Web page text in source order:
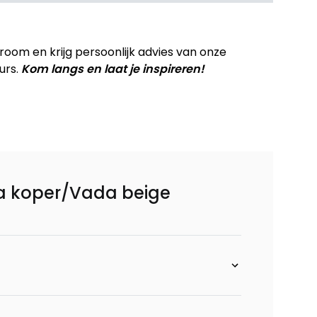
- Vada
3-zits + ottomane recht - rechts -
3-zits + ottomane recht - links - Vada
3-zits + ottomane recht - rechts -
en krijg persoonlijk advies van onze
Kom langs en laat je inspireren!
koper/Vada beige